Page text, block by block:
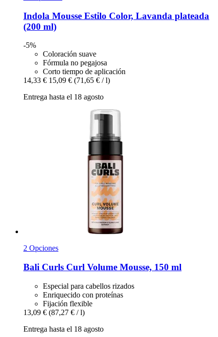
Indola Mousse Estilo Color, Lavanda plateada
(200 ml)
-5%
Coloración suave
Fórmula no pegajosa
Corto tiempo de aplicación
14,33 € 15,09 € (71,65 € / l)
Entrega hasta el 18 agosto
2 Opciones
Bali Curls Curl Volume Mousse, 150 ml
Especial para cabellos rizados
Enriquecido con proteínas
Fijación flexible
13,09 € (87,27 € / l)
Entrega hasta el 18 agosto